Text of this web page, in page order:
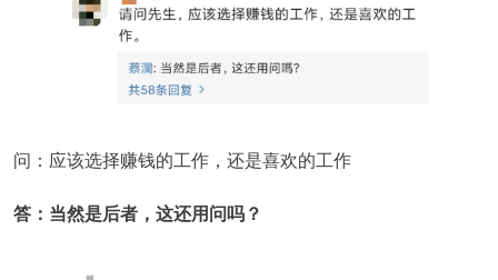
问：应该选择赚钱的工作，还是喜欢的工作
答：当然是后者，这还用问吗？